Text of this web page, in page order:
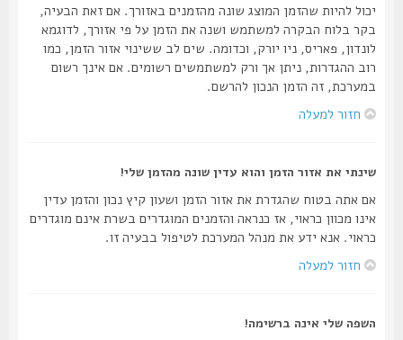
יכול להיות שהזמן המוצג שונה מהזמנים באזורך. אם זאת הבעיה,
בקר בלוח הבקרה למשתמש ושנה את הזמן על פי אזורך, לדוגמא
לונדון, פאריס, ניו יורק, וכדומה. שים לב ששינוי אזור הזמן, כמו
רוב ההגדרות, ניתן אך ורק למשתמשים רשומים. אם אינך רשום
במערכת, זה הזמן הנכון להרשם.
חזור למעלה
שינתי את אזור הזמן והוא עדין שונה מהזמן שלי!
אם אתה בטוח שהגדרת את אזור הזמן ושעון קיץ נכון והזמן עדין
אינו מכוון כראוי, אז כנראה והזמנים המוגדרים בשרת אינם מוגדרים
כראוי. אנא ידע את מנהל המערכת לטיפול בבעיה זו.
חזור למעלה
השפה שלי אינה ברשימה!